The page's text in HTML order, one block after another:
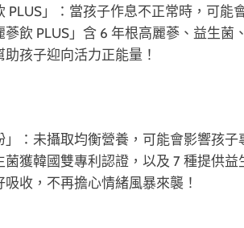
PLUS」：當孩子作息不正常時，可能
飲 PLUS」含 6 年根高麗蔘、益生菌
孩子迎向活力正能量！
：未攝取均衡營養，可能會影響孩
菌獲韓國雙專利認證，以及 7 種提供
收，不再擔心情緒風暴來襲！